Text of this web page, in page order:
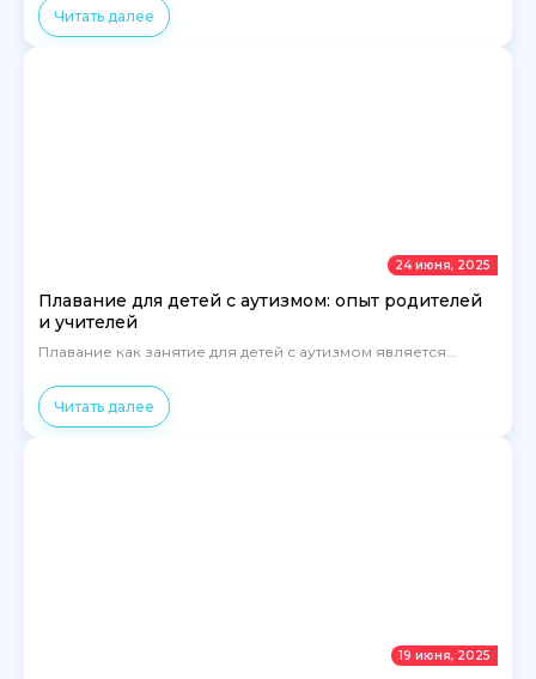
Читать далее
24 июня, 2025
Плавание для детей с аутизмом: опыт родителей
и учителей
Плавание как занятие для детей с аутизмом является...
Читать далее
19 июня, 2025